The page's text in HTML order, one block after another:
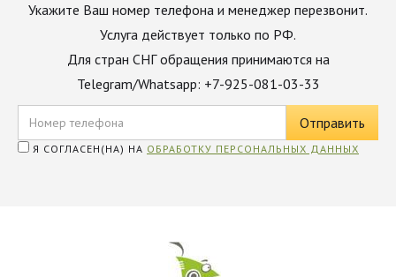
Укажите Ваш номер телефона и менеджер перезвонит.
Услуга действует только по РФ.
Для стран СНГ обращения принимаются на
Telegram/Whatsapp: +7-925-081-03-33
Я СОГЛАСЕН(НА) НА ОБРАБОТКУ ПЕРСОНАЛЬНЫХ ДАННЫХ